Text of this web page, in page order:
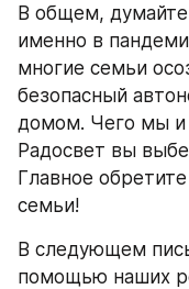
В общем,
именно в
многие семьи
безопасный
домом. Чего мы
Радосвет вы
Главное
семьи!
В следующем
помощью наших